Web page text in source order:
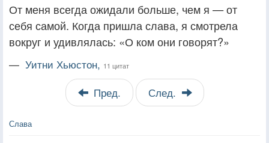
От меня всегда ожидали больше, чем я — от
себя самой. Когда пришла слава, я смотрела
вокруг и удивлялась: «О ком они говорят?»
— Уитни Хьюстон, 11 цитат
Пред. След.
Слава